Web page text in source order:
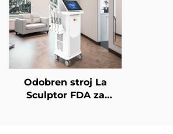
modeliranje telesa
Odobren stroj La
Sculptor FDA za